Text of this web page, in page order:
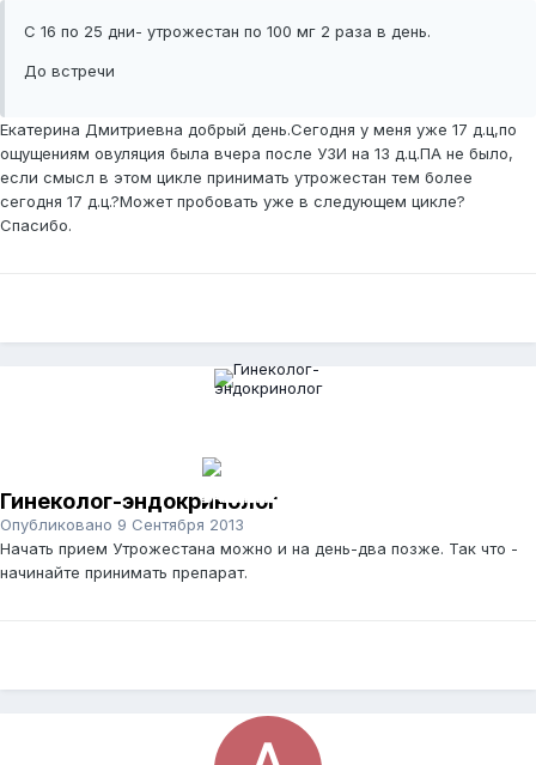
С 16 по 25 дни- утрожестан по 100 мг 2 раза в день.
До встречи
Екатерина Дмитриевна добрый день.Сегодня у меня уже 17 д.ц,по
ощущениям овуляция была вчера после УЗИ на 13 д.ц.ПА не было,
если смысл в этом цикле принимать утрожестан тем более
сегодня 17 д.ц.?Может пробовать уже в следующем цикле?
Спасибо.
Гинеколог-эндокринолог
Опубликовано 9 Сентября 2013
Начать прием Утрожестана можно и на день-два позже. Так что -
начинайте принимать препарат.